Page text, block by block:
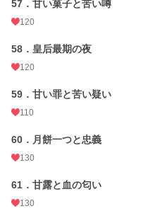
57．甘い菓子と苦い噂
120
58．皇后最期の夜
120
59．甘い罪と苦い疑い
110
60．月餅一つと忠義
130
61．甘露と血の匂い
130